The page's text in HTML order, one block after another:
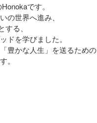
です。
の世界へ進み、
る、
ドを学びました。
豊かな人生」を送るための
。